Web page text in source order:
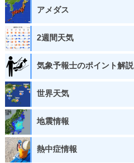
アメダス
2週間天気
気象予報士のポイント解説
世界天気
地震情報
熱中症情報